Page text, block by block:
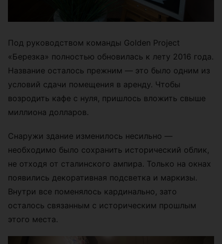
Под руководством команды Golden Project
«Березка» полностью обновилась к лету 2016 года.
Название осталось прежним — это было одним из
условий сдачи помещения в аренду. Чтобы
возродить кафе с нуля, пришлось вложить свыше
миллиона долларов.
Снаружи здание изменилось несильно —
необходимо было сохранить исторический облик,
не отходя от сталинского ампира. Только на окнах
появились декоративная подсветка и маркизы.
Внутри все поменялось кардинально, зато
осталось связанным с историческим прошлым
этого места.